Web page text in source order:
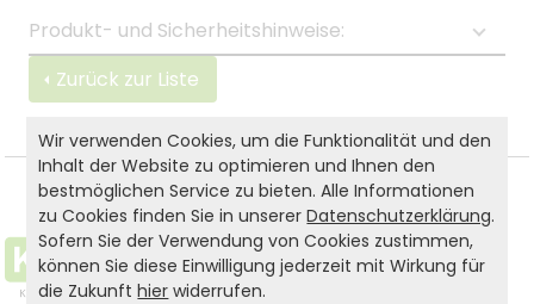
Produkt- und Sicherheitshinweise:
Zurück zur Liste
Wir verwenden Cookies, um die Funktionalität und den
Inhalt der Website zu optimieren und Ihnen den
bestmöglichen Service zu bieten. Alle Informationen
zu Cookies finden Sie in unsererDatenschutzerklärung.
Sofern Sie der Verwendung von Cookies zustimmen,
können Sie diese Einwilligung jederzeit mit Wirkung für
die Zukunfthier widerrufen.